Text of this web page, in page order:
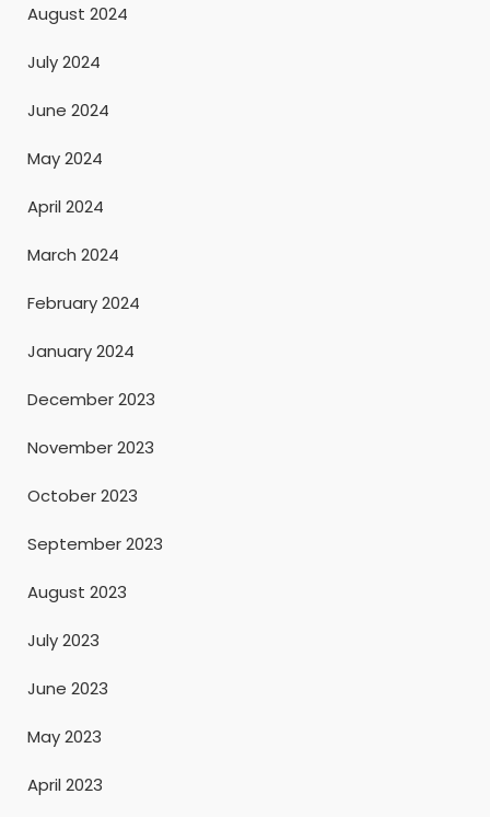
August 2024
July 2024
June 2024
May 2024
April 2024
March 2024
February 2024
January 2024
December 2023
November 2023
October 2023
September 2023
August 2023
July 2023
June 2023
May 2023
April 2023